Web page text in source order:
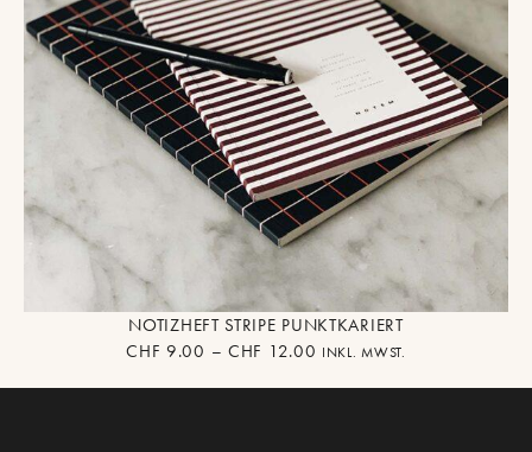
NOTIZHEFT STRIPE PUNKTKARIERT
CHF 9.00 – CHF 12.00 INKL. MWST.